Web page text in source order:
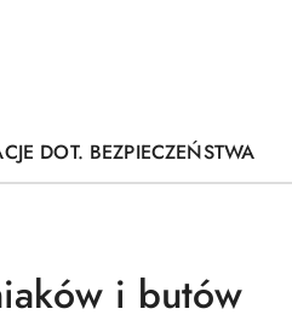
DOT. BEZPIECZEŃSTWA
i butów